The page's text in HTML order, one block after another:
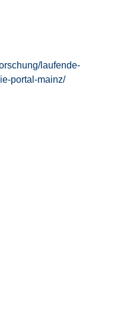
laufende-
portal-mainz/